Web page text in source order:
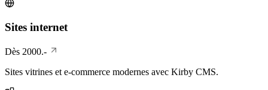
Sites internet
Dès 2000.-
Sites vitrines et e-commerce modernes avec Kirby CMS.